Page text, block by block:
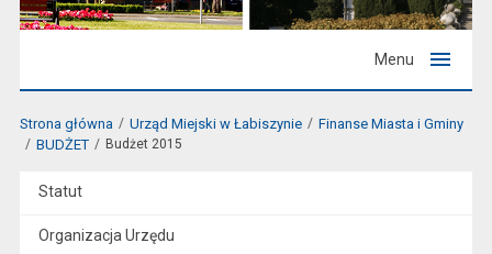
Menu
Strona główna Urząd Miejski w Łabiszynie
Finanse Miasta i Gminy
BUDŻET
Budżet 2015
Statut
Organizacja Urzędu